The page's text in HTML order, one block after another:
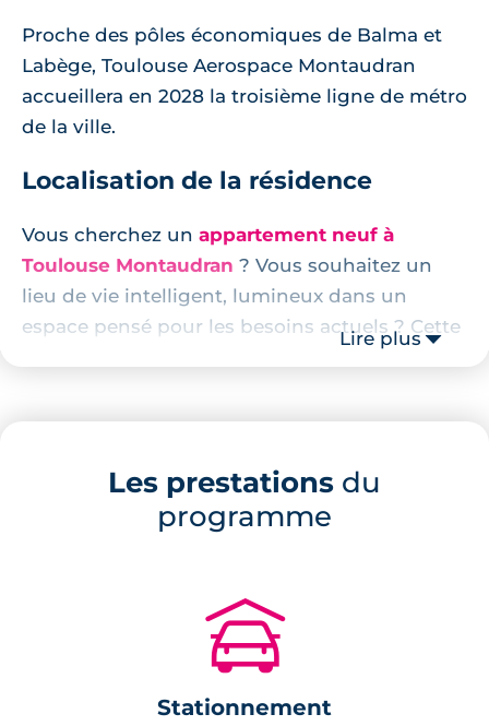
Proche des pôles économiques de Balma et
Labège, Toulouse Aerospace Montaudran
accueillera en 2028 la troisième ligne de métro
de la ville.
Localisation de la résidence
Vous cherchez un appartement neuf à
Toulouse Montaudran ? Vous souhaitez un
lieu de vie intelligent, lumineux dans un
espace pensé pour les besoins actuels ? Cette
résidence du quartier de Montaudran va vous
en pleine mutation. Vous êtes ici à moins de 5
minutes de marche de la place centrale du
quartier qui contient cinéma, restaurants et
ses terrains de football, son gymnase
polyvalent, son club house et son centre de
Lire plus
Les prestations du
programme
🚗
Stationnement